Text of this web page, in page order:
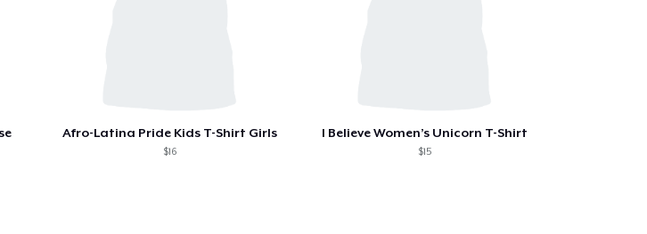
Afro-Latina Pride Kids T-Shirt Girls
$16
I Believe Women’s Unicorn T-Shirt
$15